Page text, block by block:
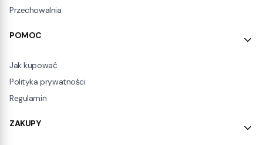
Przechowalnia
POMOC
Jak kupować
Polityka prywatności
Regulamin
ZAKUPY